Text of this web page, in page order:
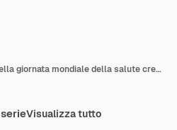
Modello di manifesto della giornata mondiale della salute creativa con foto
Visualizza tutto